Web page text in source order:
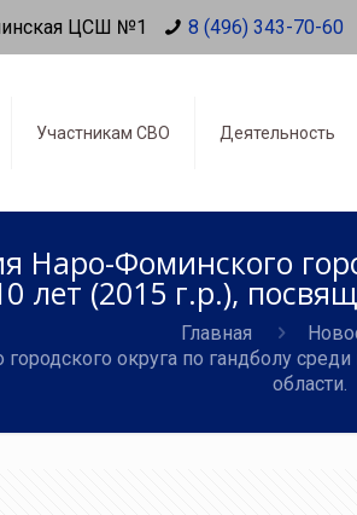
ЦСШ №1 8 (496) 343-70-60
Участникам СВО Деятельность
Наро-Фоминского
лет (2015 г.р.),
Главная
округа по гандболу
области.